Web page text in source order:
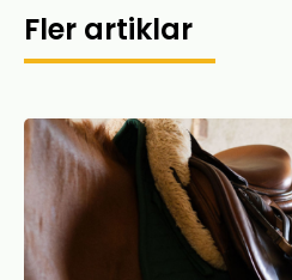
Fler artiklar